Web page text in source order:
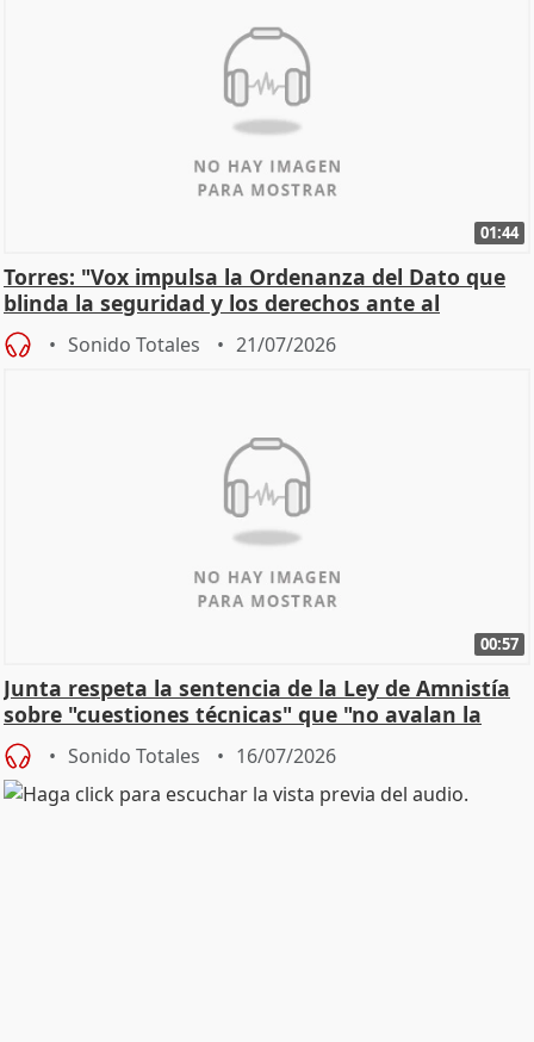
01:44
Torres: "Vox impulsa la Ordenanza del Dato que
blinda la seguridad y los derechos ante al
control"
Sonido Totales 21/07/2026
00:57
Junta respeta la sentencia de la Ley de Amnistía
sobre "cuestiones técnicas" que "no avalan la
const
Sonido Totales 16/07/2026